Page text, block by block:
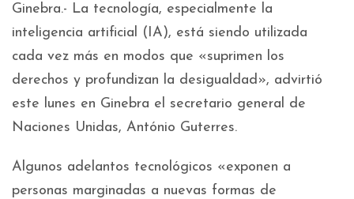
Ginebra.- La tecnología, especialmente la
inteligencia artificial (IA), está siendo utilizada
cada vez más en modos que «suprimen los
derechos y profundizan la desigualdad», advirtió
este lunes en Ginebra el secretario general de
Naciones Unidas, António Guterres.
Algunos adelantos tecnológicos «exponen a
personas marginadas a nuevas formas de